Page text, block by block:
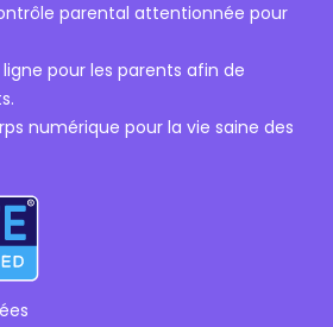
parental attentionnée pour
pour les parents afin de
numérique pour la vie saine des